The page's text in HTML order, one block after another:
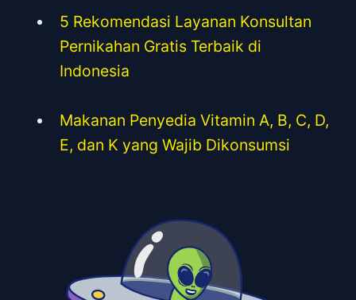
5 Rekomendasi Layanan Konsultan
Pernikahan Gratis Terbaik di
Indonesia
Makanan Penyedia Vitamin A, B, C, D,
E, dan K yang Wajib Dikonsumsi